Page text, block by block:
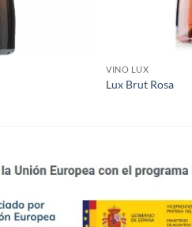
VINO LUX
Lux Brut Rosa